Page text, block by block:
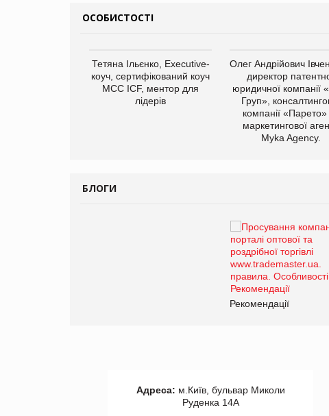
ОСОБИСТОСТІ
Тетяна Ільєнко, Executive-
коуч, сертифікований коуч
МСС ICF, ментор для
лідерів
Олег Андрійович
директор
юридичної компанії
Груп»,
компанії «Парето»
маркетингової
Myka Agency.
БЛОГИ
Рекомендації
Адреса: м.Київ, бульвар Миколи
Руденка 14А